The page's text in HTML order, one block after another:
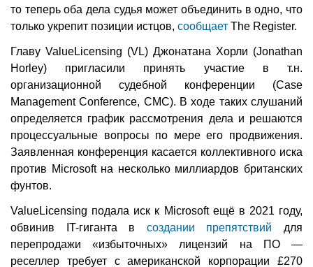
то теперь оба дела судья может объединить в одно, что
только укрепит позиции истцов, сообщает The Register.
Главу ValueLicensing (VL) Джонатана Хорли (Jonathan
Horley) пригласили принять участие в т.н.
организационной судебной конференции (Case
Management Conference, CMC). В ходе таких слушаний
определяется график рассмотрения дела и решаются
процессуальные вопросы по мере его продвижения.
Заявленная конференция касается коллективного иска
против Microsoft на несколько миллиардов британских
фунтов.
ValueLicensing подала иск к Microsoft ещё в 2021 году,
обвинив IT-гиганта в создании препятствий для
перепродажи «избыточных» лицензий на ПО —
реселлер требует с американской корпорации £270